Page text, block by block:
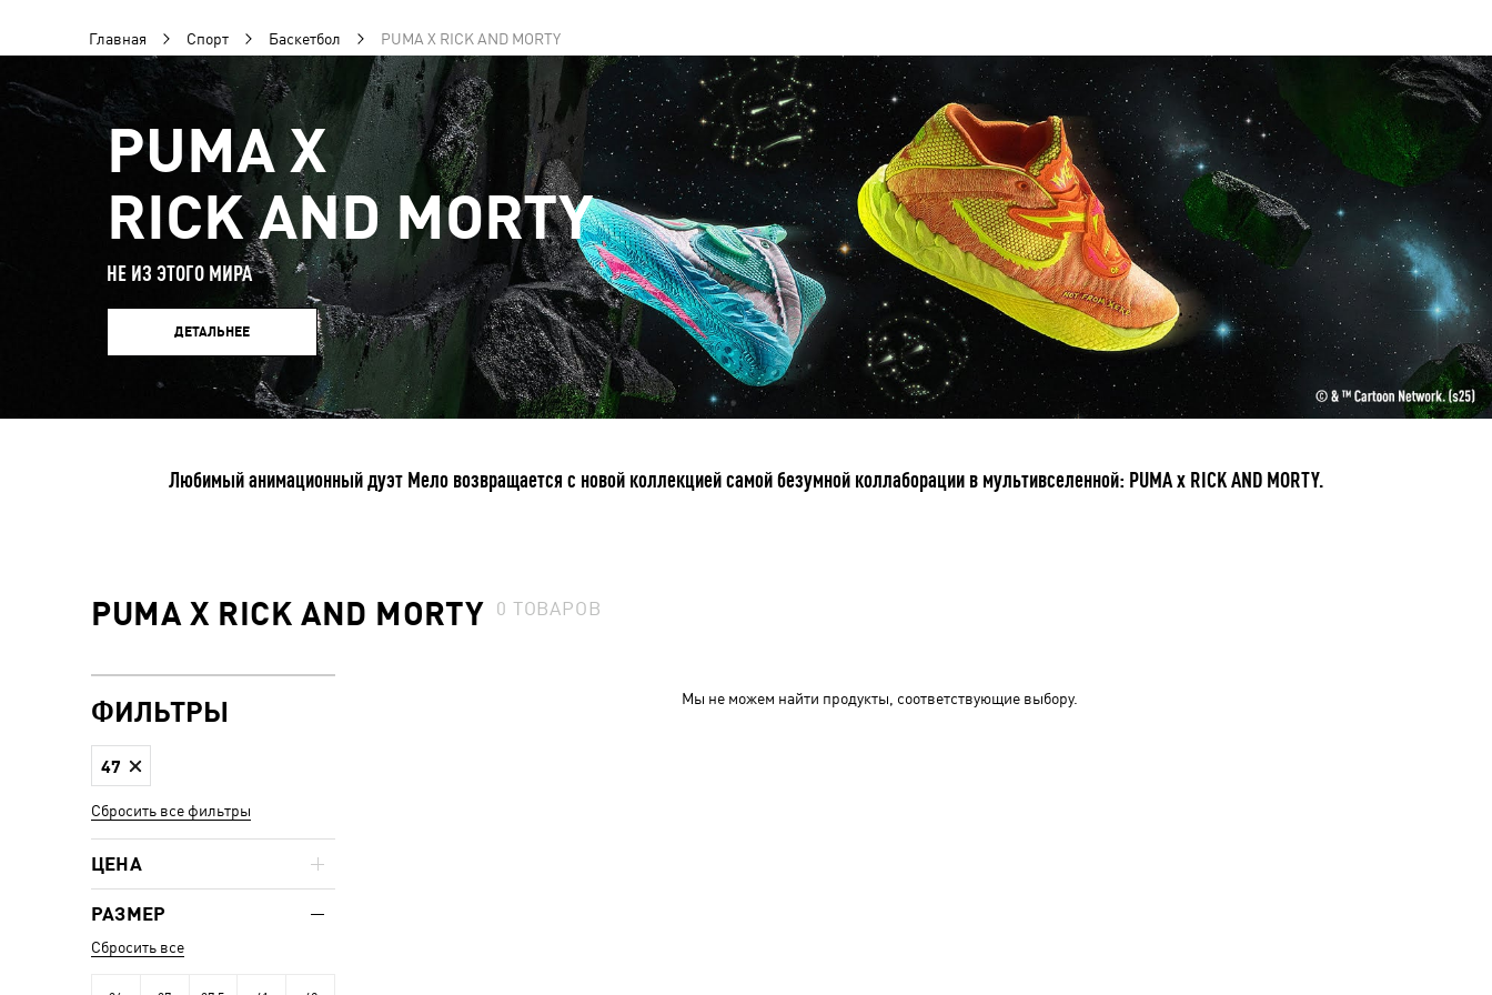
Главная Спорт Баскетбол PUMA X RICK AND MORTY
PUMA Х
RICK AND MORTY
НЕ ИЗ ЭТОГО МИРА
ДЕТАЛЬНЕЕ
Любимый анимационный дуэт Мело возвращается с новой коллекцией самой безумной коллаборации в мультивселенной: PUMA x RICK AND MORTY.
PUMA X RICK AND MORTY 0 ТОВАРОВ
Мы не можем найти продукты, соответствующие выбору.
ФИЛЬТРЫ
47
Сбросить все фильтры
ЦЕНА
РАЗМЕР
Сбросить все